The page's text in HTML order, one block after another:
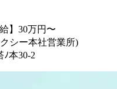
】30万円〜
シー本社営業所)
本30-2